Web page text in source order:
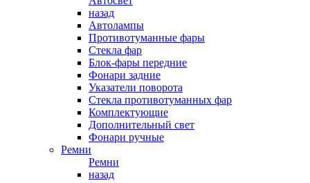
назад
Автолампы
Противотуманные фары
Стекла фар
Блок-фары передние
Фонари задние
Указатели поворота
Стекла противотуманных фар
Комплектующие
Дополнительный свет
Фонари ручные
Ремни
Ремни
назад